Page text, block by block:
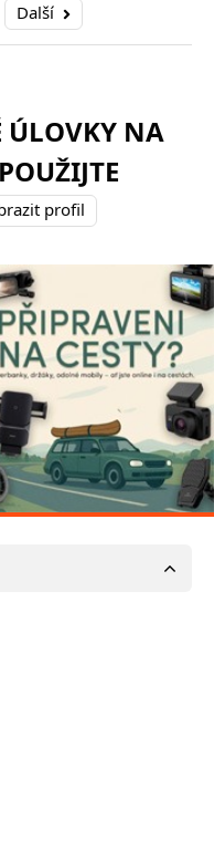
Další
ÚLOVKY NA
profil